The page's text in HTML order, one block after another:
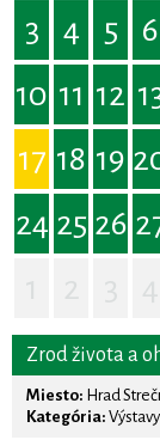
3
4 5 6
10 11 12
17 18 19
24 25 26
Zrod života a
Miesto: Hrad
Kategória: Výstavy